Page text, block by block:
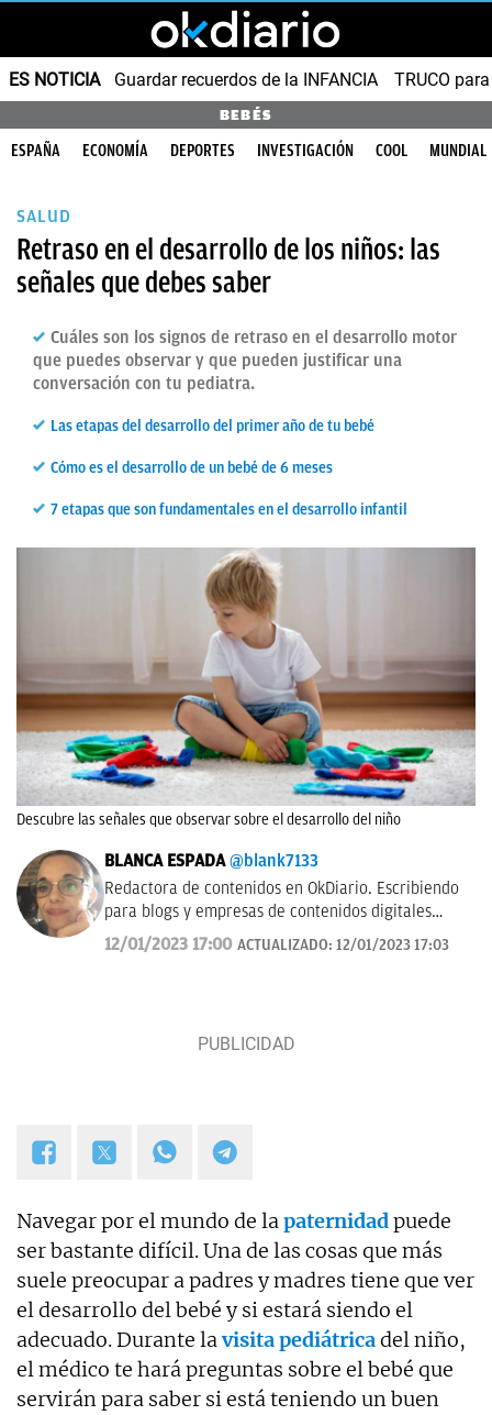
ES NOTICIA Guardar recuerdos de la INFANCIA TRUCO
BEBÉS
ESPAÑA ECONOMÍA DEPORTES INVESTIGACIÓN COOL MUNDIAL
SALUD
Retraso en el desarrollo de los niños: las
señales que debes saber
Cuáles son los signos de retraso en el desarrollo motor
que puedes observar y que pueden justificar una
conversación con tu pediatra.
Las etapas del desarrollo del primer año de tu bebé
Cómo es el desarrollo de un bebé de 6 meses
7 etapas que son fundamentales en el desarrollo infantil
Descubre las señales que observar sobre el desarrollo del niño
BLANCA ESPADA @blank7133
Redactora de contenidos en OkDiario. Escribiendo
para blogs y empresas de contenidos digitales
desde 2007.
12/01/2023 17:00 ACTUALIZADO: 12/01/2023 17:03
Navegar por el mundo de lapaternidadpuede
ser bastante difícil. Una de las cosas que más
suele preocupar a padres y madres tiene que ver
el desarrollo del bebé y si estará siendo el
adecuado. Durante lavisita pediátricadel niño,
el médico te hará preguntas sobre el bebé que
servirán para saber si está teniendo un buen